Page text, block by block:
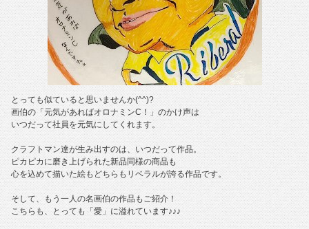
とっても似ていると思いませんか(^^)?
画伯の「元気があればオロナミンC！」のかけ声は
いつだって社員を元気にしてくれます。
クラフトマン達が生み出すのは、いつだって作品。
ピカピカに磨き上げられた新品同様の商品も
心を込めて描いた絵もどちらもリベラルが誇る作品です。
そして、もう一人の名画伯の作品もご紹介！
こちらも、とっても「愛」に溢れています♪♪♪